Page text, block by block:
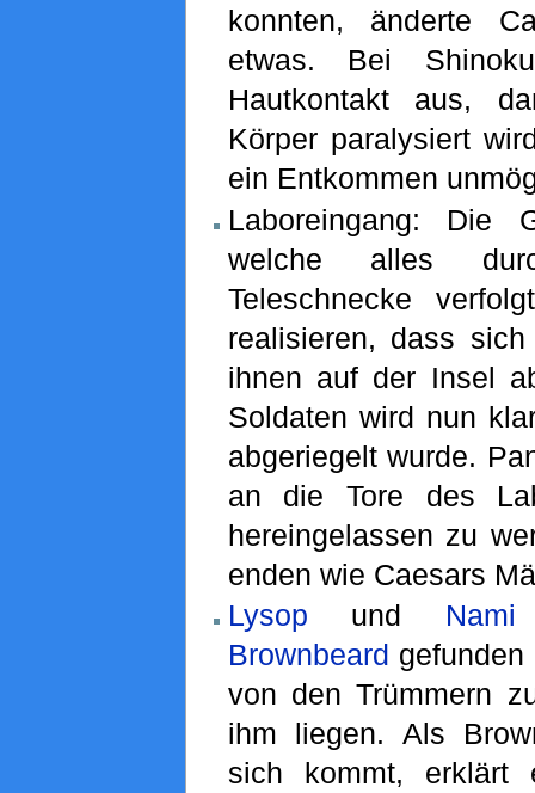
konnten, änderte
etwas. Bei
Hautkontakt aus,
Körper paralysiert
ein Entkommen
Laboreingang: Die
welche alles
Teleschnecke
realisieren, dass
ihnen auf der Insel
Soldaten wird nun
abgeriegelt wurde.
an die Tore des
hereingelassen zu
enden wie Caesars
Lysop und Nami
Brownbeard
von den Trümmern
ihm liegen. Als
sich kommt,